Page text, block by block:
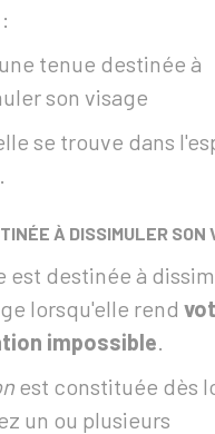
tenue destinée à
son visage
se trouve dans
À DISSIMULER SON
est destinée à
lorsqu'elle rend
impossible.
est constituée dès
un ou plusieurs